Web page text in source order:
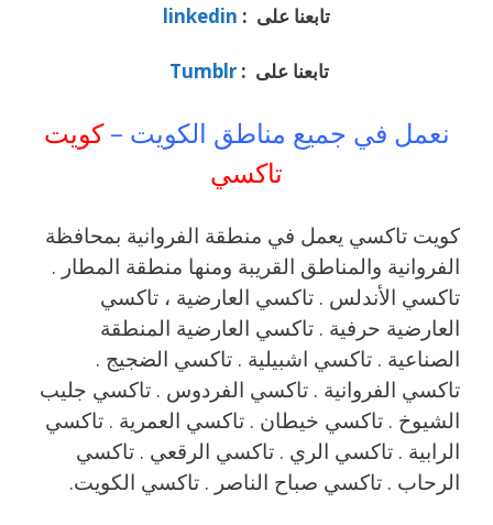
تابعنا على : linkedin
تابعنا على :Tumblr
نعمل في جميع مناطق الكويت –كويت
تاكسي
كويت تاكسي يعمل في منطقة الفروانية بمحافظة
الفروانية والمناطق القريبة ‎ومنها منطقة المطار .
تاكسي الأندلس . تاكسي العارضية ، تاكسي
العارضية حرفية . تاكسي العارضية المنطقة
الصناعية . تاكسي اشبيلية . تاكسي الضجيج .
تاكسي الفروانية . تاكسي الفردوس . تاكسي جليب
الشيوخ . تاكسي خيطان . تاكسي العمرية . تاكسي
الرابية . تاكسي الري . تاكسي الرقعي . تاكسي
الرحاب . تاكسي صباح الناصر . تاكسي الكويت.